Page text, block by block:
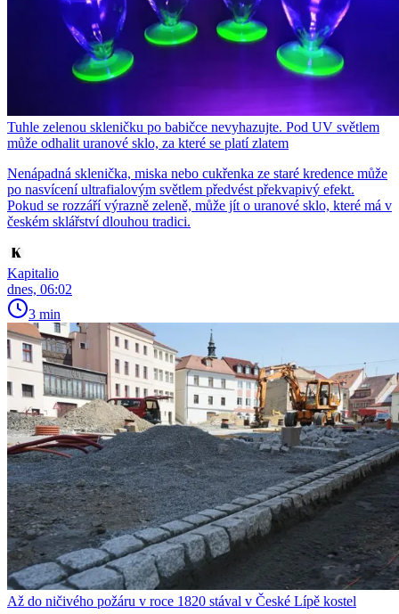
Tuhle zelenou skleničku po babičce nevyhazujte. Pod UV světlem
může odhalit uranové sklo, za které se platí zlatem
Nenápadná sklenička, miska nebo cukřenka ze staré kredence může
po nasvícení ultrafialovým světlem předvést překvapivý efekt.
Pokud se rozzáří výrazně zeleně, může jít o uranové sklo, které má v
českém sklářství dlouhou tradici.
Kapitalio
dnes, 06:02
3 min
Až do ničivého požáru v roce 1820 stával v České Lípě kostel